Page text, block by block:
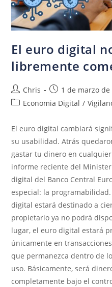
El euro digital
libremente
Chris
1 de marzo de
Economia Digital /
El euro digital cambiará
su usabilidad. Atrás
gastar tu dinero en
informe reciente del
digital del Banco Central
especial: la
digital estará destinado a
propietario ya no podrá
lugar, el euro digital estará
únicamente en
que permanezca dentro de
uso. Básicamente, será
completamente bajo el